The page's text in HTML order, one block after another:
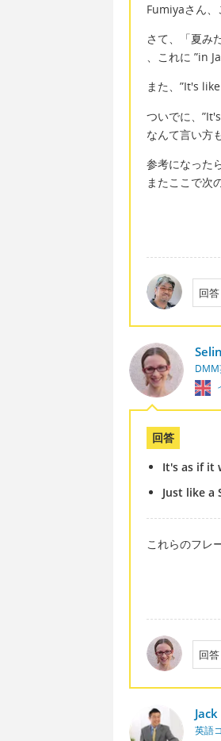
Fumiyaさん
さて、「夏み
、これに ”in
また、”It's
ついでに、
なんて言い方
参考になった
またここで次
回
回答
It's as if it
Just like a
これらのフレ
回
英語